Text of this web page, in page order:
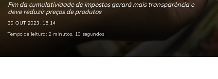
Fim da cumulatividade de impostos gerará mais transparência e
deve reduzir preços de produtos
30 OUT 2023, 15:14
Tempo de leitura: 2 minutos, 10 segundos